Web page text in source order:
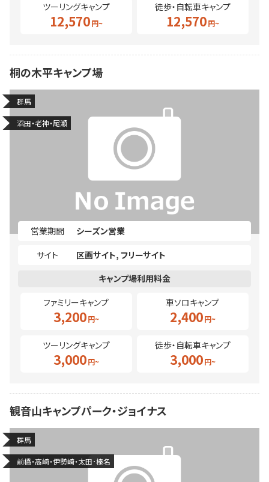
ツーリングキャンプ
12,570
徒歩・自転車キャンプ
12,570
桐の木平キャンプ場
群馬
沼田・老神・尾瀬
営業期間
シーズン営業
サイト
区画サイト フリーサイト
ファミリーキャンプ
3,200
車ソロキャンプ
2,400
ツーリングキャンプ
3,000
徒歩・自転車キャンプ
3,000
観音山キャンプパーク・ジョイナス
群馬
前橋・高崎・伊勢崎・太田･榛名